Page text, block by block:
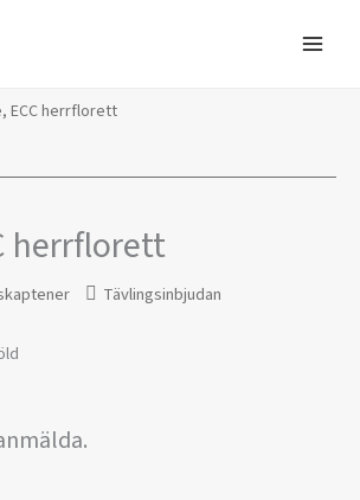
ECC herrflorett
herrflorett
Tävlingsinbjudan